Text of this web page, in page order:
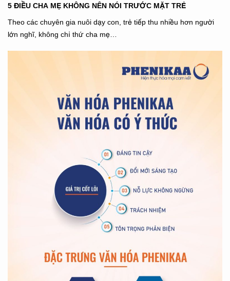
5 ĐIỀU CHA MẸ KHÔNG NÊN NÓI TRƯỚC MẶT TRẺ
Theo các chuyên gia nuôi dạy con, trẻ tiếp thu nhiều hơn người
lớn nghĩ, không chỉ thứ cha mẹ…